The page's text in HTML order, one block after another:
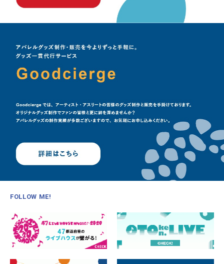
FOLLOW ME!